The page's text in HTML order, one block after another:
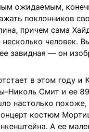
ожидаемым,
поклонников
причем сама
человек.
завидная — он
в этом году и
Николь Смит и ее
настолько
костюм
А ее